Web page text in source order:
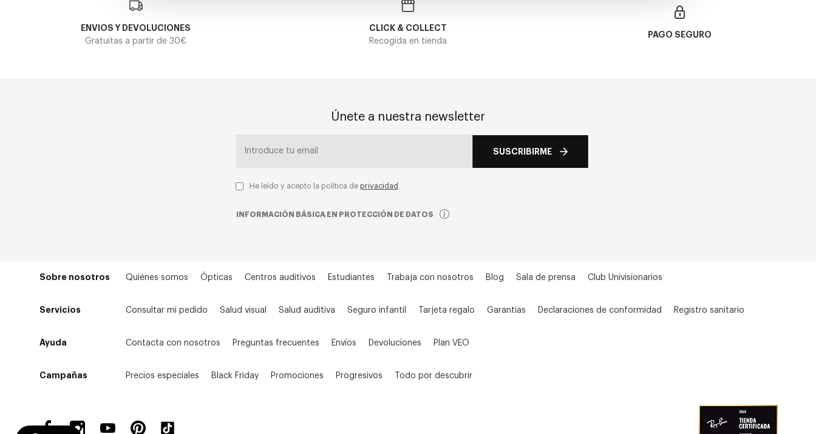
ENVIOS Y DEVOLUCIONES
Gratuitas a partir de 30€
CLICK & COLLECT
Recogida en tienda
PAGO SEGURO
Únete a nuestra newsletter
SUSCRIBIRME
He leído y acepto la política de privacidad
INFORMACIÓN BÁSICA EN PROTECCIÓN DE DATOS
Sobre nosotros Quiénes somos Ópticas Centros auditivos Estudiantes Trabaja con nosotros Blog Sala de prensa Club Univisionarios
Servicios Consultar mi pedido Salud visual Salud auditiva Seguro infantil Tarjeta regalo Garantias Declaraciones de conformidad Registro sanitario
Ayuda Contacta con nosotros Preguntas frecuentes Envíos Devoluciones Plan VEO
Campañas Precios especiales Black Friday Promociones Progresivos Todo por descubrir